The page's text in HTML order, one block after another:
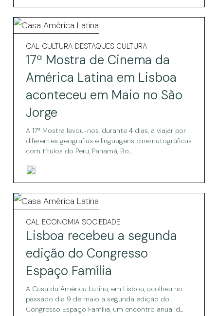
Amazónia
colombiana
17ª
Mostra
Cinema
América
Latina
Lisboa
aconteceu
em
Maio
no
São
Jorge
17ª
Mostra
de
Cinema
da
América
em
Lisboa
aconteceu
em
Maio
São
Jorge
CAL CULTURA DESTAQUES CULTURA
17ª Mostra de Cinema da
América Latina em Lisboa
aconteceu em Maio no São
Jorge
A 17ª Mostra levou-nos, durante 4 dias, a viajar por
diferentes geografias e linguagens cinematográficas
com títulos do Peru, Panamá, Bo...
Lisboa
recebeu
segunda
edição
Congresso
Espaço
Lisboa
recebeu
a
segunda
edição
do
Congresso
Espaço
Família
CAL ECONOMIA SOCIEDADE
Lisboa recebeu a segunda
edição do Congresso
Espaço Família
A Casa da América Latina, em Lisboa, acolheu no
passado dia 9 de maio a segunda edição do
Congresso Espaço Família, um encontro anual d...